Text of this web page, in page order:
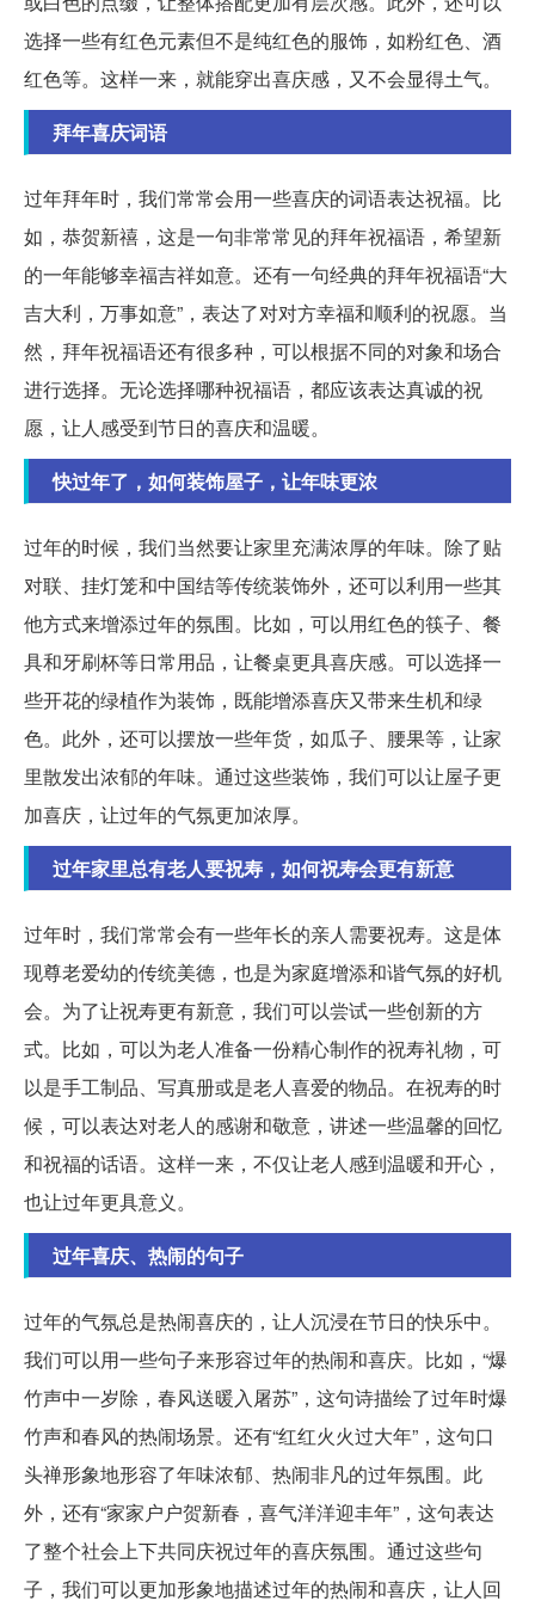
选择一些有红色元素但不是纯红色的服饰，如粉红色、酒
红色等。这样一来，就能穿出喜庆感，又不会显得土气。
拜年喜庆词语
过年拜年时，我们常常会用一些喜庆的词语表达祝福。比
如，恭贺新禧，这是一句非常常见的拜年祝福语，希望新
的一年能够幸福吉祥如意。还有一句经典的拜年祝福语“大
吉大利，万事如意”，表达了对对方幸福和顺利的祝愿。当
然，拜年祝福语还有很多种，可以根据不同的对象和场合
进行选择。无论选择哪种祝福语，都应该表达真诚的祝
愿，让人感受到节日的喜庆和温暖。
快过年了，如何装饰屋子，让年味更浓
过年的时候，我们当然要让家里充满浓厚的年味。除了贴
对联、挂灯笼和中国结等传统装饰外，还可以利用一些其
他方式来增添过年的氛围。比如，可以用红色的筷子、餐
具和牙刷杯等日常用品，让餐桌更具喜庆感。可以选择一
些开花的绿植作为装饰，既能增添喜庆又带来生机和绿
色。此外，还可以摆放一些年货，如瓜子、腰果等，让家
里散发出浓郁的年味。通过这些装饰，我们可以让屋子更
加喜庆，让过年的气氛更加浓厚。
过年家里总有老人要祝寿，如何祝寿会更有新意
过年时，我们常常会有一些年长的亲人需要祝寿。这是体
现尊老爱幼的传统美德，也是为家庭增添和谐气氛的好机
会。为了让祝寿更有新意，我们可以尝试一些创新的方
式。比如，可以为老人准备一份精心制作的祝寿礼物，可
以是手工制品、写真册或是老人喜爱的物品。在祝寿的时
候，可以表达对老人的感谢和敬意，讲述一些温馨的回忆
和祝福的话语。这样一来，不仅让老人感到温暖和开心，
也让过年更具意义。
过年喜庆、热闹的句子
过年的气氛总是热闹喜庆的，让人沉浸在节日的快乐中。
我们可以用一些句子来形容过年的热闹和喜庆。比如，“爆
竹声中一岁除，春风送暖入屠苏”，这句诗描绘了过年时爆
竹声和春风的热闹场景。还有“红红火火过大年”，这句口
头禅形象地形容了年味浓郁、热闹非凡的过年氛围。此
外，还有“家家户户贺新春，喜气洋洋迎丰年”，这句表达
了整个社会上下共同庆祝过年的喜庆氛围。通过这些句
子，我们可以更加形象地描述过年的热闹和喜庆，让人回